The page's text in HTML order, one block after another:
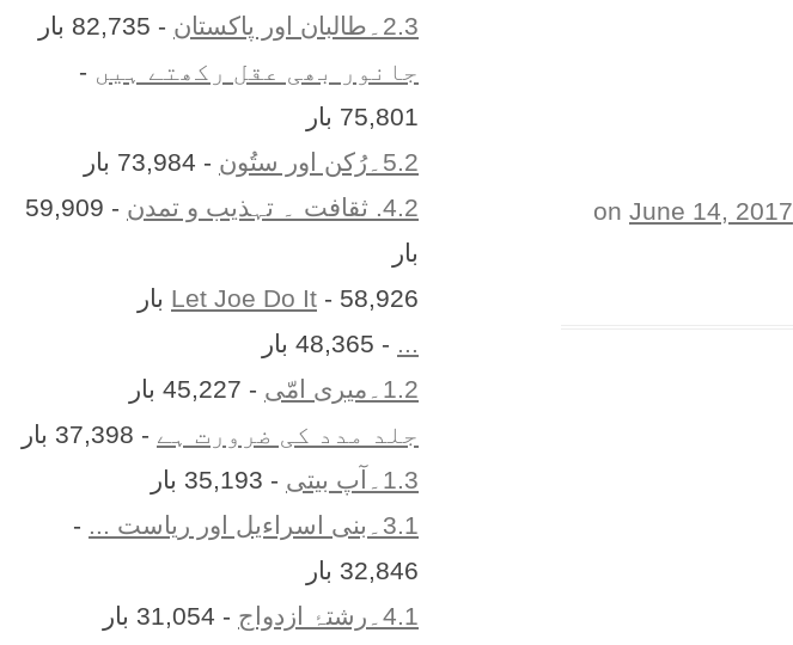
June 14, 2017
2.3۔طالبان اور پاکستان
- 82,735 بار
جانور بھی عقل رکھتے ہیں
-
75,801 بار
5.2۔رُکن اور ستُون
- 73,984 بار
4.2. ثقافت ۔ تہذیب و تمدن
- 59,909
بار
Let Joe Do It - 58,926 بار
- 48,365 بار
1.2۔میری امّی
- 45,227 بار
جلد مدد کی ضرورت ہے - 37,398 بار
1.3۔آپ بیتی
- 35,193 بار
3.1۔بنی اسراءیل اور ریاست ...
-
32,846 بار
4.1۔رشتۂ ازدواج
- 31,054 بار